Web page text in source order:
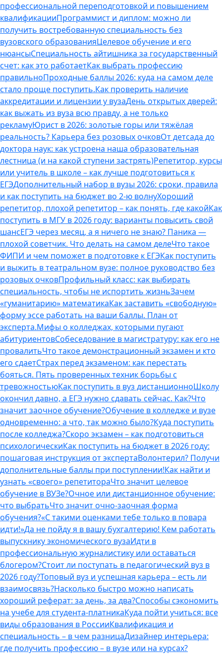
профессиональной переподготовкой и повышением
квалификацииПрограммист и диплом: можно ли
получить востребованную специальность без
вузовского образованияЦелевое обучение и его
нюансыСпециальность айтишника за государственный
счет: как это работаетКак выбрать профессию
правильноПроходные баллы 2026: куда на самом деле
стало проще поступить.Как проверить наличие
аккредитации и лицензии у вузаДень открытых дверей:
как выжать из вуза всю правду, а не только
рекламуЮрист в 2026: золотые горы или тяжёлая
реальность? Карьера без розовых очковОт детсада до
доктора наук: как устроена наша образовательная
лестница (и на какой ступени застрять)Репетитор, курсы
или учитель в школе – как лучше подготовиться к
ЕГЭДополнительный набор в вузы 2026: сроки, правила
и как поступить на бюджет во 2‑ю волнуХороший
репетитор, плохой репетитор – как понять, где какойКак
поступить в МГУ в 2026 году: варианты повысить свой
шансЕГЭ через месяц, а я ничего не знаю? Паника —
плохой советчик. Что делать на самом делеЧто такое
ФИПИ и чем поможет в подготовке к ЕГЭКак поступить
и выжить в театральном вузе: полное руководство без
розовых очковПрофильный класс: как выбирать
специальность, чтобы не испортить жизньЗачем
«гуманитарию» математикаКак заставить «свободную»
форму эссе работать на ваши баллы. План от
эксперта.Мифы о колледжах, которыми пугают
абитуриентовСобеседование в магистратуру: как его не
провалитьЧто такое демонстрационный экзамен и кто
его сдаетСтрах перед экзаменом: как перестать
бояться. Пять проверенных техник борьбы с
тревожностьюКак поступить в вуз дистанционноШколу
окончил давно, а ЕГЭ нужно сдавать сейчас. Как?Что
значит заочное обучение?Обучение в колледже и вузе
одновременно: а что, так можно было?Куда поступить
после колледжа?Скоро экзамен – как подготовиться
психологическиКак поступить на бюджет в 2026 году:
пошаговая инструкция от экспертаВолонтерил? Получи
дополнительные баллы при поступлении!Как найти и
узнать «своего» репетитораЧто значит целевое
обучение в ВУЗе?Очное или дистанционное обучение:
что выбратьЧто значит очно-заочная форма
обучения?«С такими оценками тебе только в повара
идти!»Да не пойду я в вашу бухгалтерию! Кем работать
выпускнику экономического вузаИдти в
профессиональную журналистику или оставаться
блогером?Стоит ли поступать в педагогический вуз в
2026 году?Топовый вуз и успешная карьера – есть ли
взаимосвязь?Насколько быстро можно написать
хороший реферат: за день, за два?Способы сэкономить
на учебе для студента-платникаКуда пойти учиться: все
виды образования в РоссииКвалификация и
специальность – в чем разницаДизайнер интерьера:
где получить профессию – в вузе или на курсах?